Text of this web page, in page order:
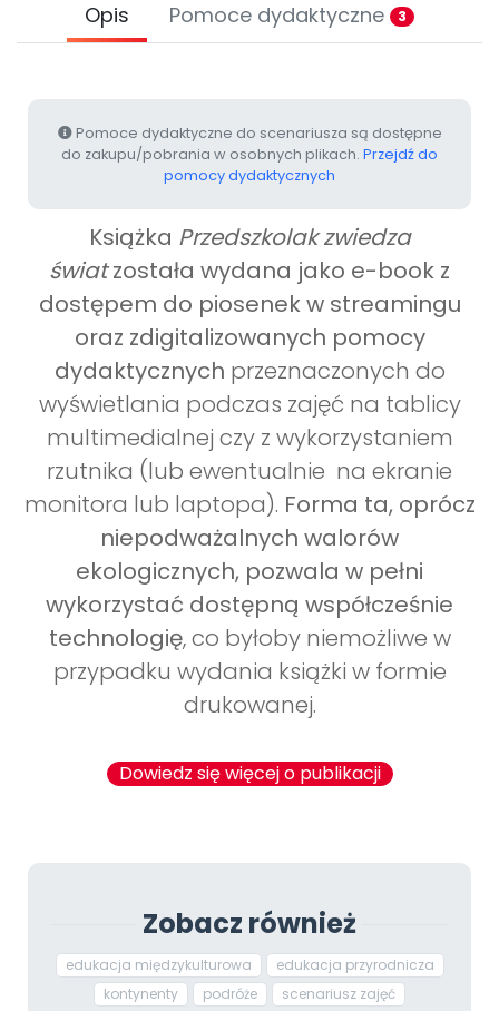
Opis Pomoce dydaktyczne 3
Pomoce dydaktyczne do scenariusza są dostępne
do zakupu/pobrania w osobnych plikach. Przejdź do
pomocy dydaktycznych
Książka Przedszkolak zwiedza
światzostała wydana jako e-book z
dostępem do piosenekw streamingu
oraz zdigitalizowanych pomocy
dydaktycznych przeznaczonych do
wyświetlania podczas zajęć na tablicy
multimedialnej czy z wykorzystaniem
rzutnika (lub ewentualnie na ekranie
monitora lub laptopa). Forma ta, oprócz
niepodważalnych walorów
ekologicznych, pozwala w pełni
wykorzystać dostępną współcześnie
technologię, co byłoby niemożliwe w
przypadku wydania książki w formie
drukowanej.
Dowiedz się więcej o publikacji
Zobacz również
edukacja międzykulturowa
edukacja przyrodnicza
kontynenty
podróże scenariusz zajęć